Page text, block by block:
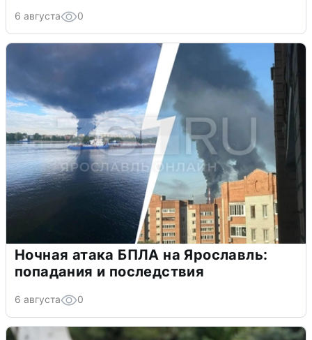
6 августа 0
Ночная атака БПЛА на Ярославль:
попадания и последствия
6 августа 0